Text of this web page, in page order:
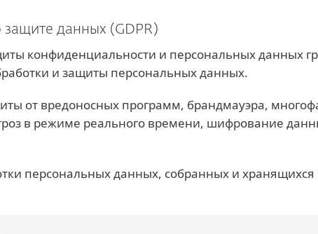
данных (GDPR)
конфиденциальности и персональных данных
и защиты персональных данных.
от вредоносных программ, брандмауэра,
в режиме реального времени, шифрование
персональных данных, собранных и